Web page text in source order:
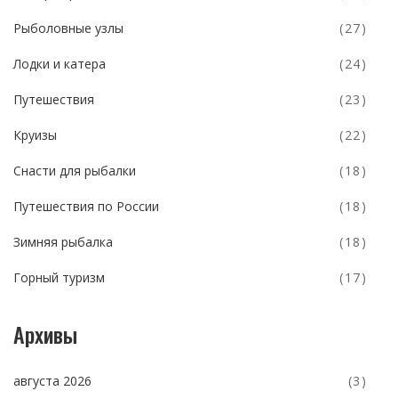
Рыболовные узлы (27)
Лодки и катера (24)
Путешествия (23)
Круизы (22)
Снасти для рыбалки (18)
Путешествия по России (18)
Зимняя рыбалка (18)
Горный туризм (17)
Архивы
августа 2026 (3)